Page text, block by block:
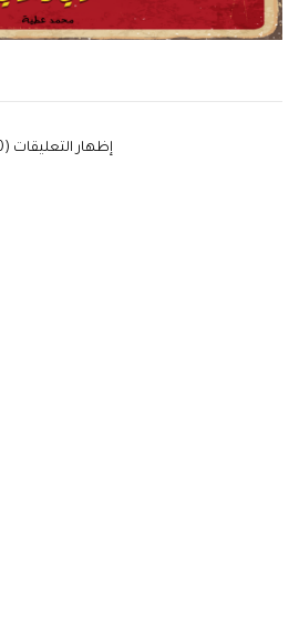
‫إظهار التعليقات (0)